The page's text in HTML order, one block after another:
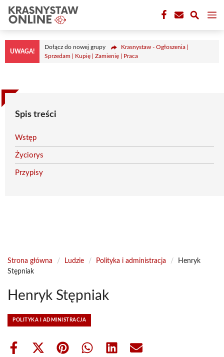
Przejdź
treści
UWAGA!
Dołącz do nowej grupy
Krasnystaw - Ogłoszenia |
Sprzedam | Kupię | Zamienię | Praca
Spis treści
Wstęp
Życiorys
Przypisy
Strona główna / Ludzie / Polityka i administracja /
Henryk
Stępniak
Henryk Stępniak
POLITYKA I ADMINISTRACJA
Share
Share Share Share Share Share